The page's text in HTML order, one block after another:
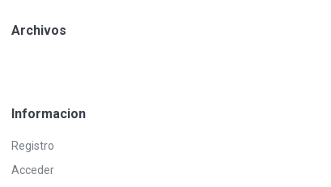
Archivos
Informacion
Registro
Acceder